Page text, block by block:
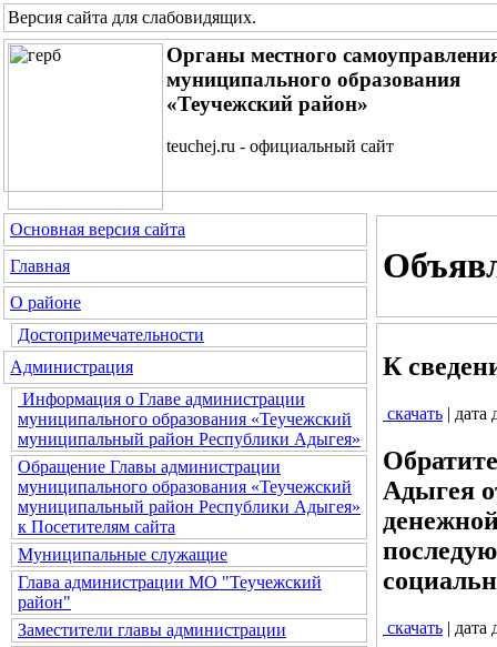
Версия сайта для слабовидящих.
Органы местного
муниципального образования
«Теучежский район»
teuchej.ru - официальный сайт
Основная версия сайта
Главная
О районе
Достопримечательности
Администрация
Информация о Главе администрации
муниципального образования «Теучежский
муниципальный район Республики Адыгея»
Обращение Главы администрации
муниципального образования «Теучежский
муниципальный район Республики Адыгея»
к Посетителям сайта
Муниципальные служащие
Глава администрации МО "Теучежский
район"
Заместители главы администрации
К
скачать | дата
Адыгея
скачать | дата